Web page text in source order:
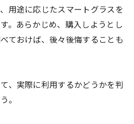
用途に応じたスマートグラスを
。あらかじめ、購入しようとし
ておけば、後々後悔することも
、実際に利用するかどうかを判
。